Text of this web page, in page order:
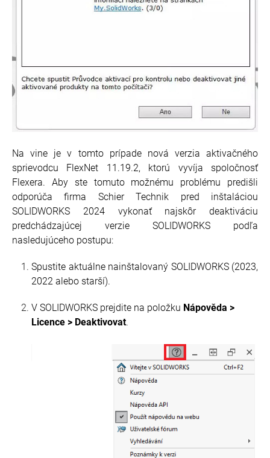
Na vine je v tomto prípade nová verzia aktivačného
sprievodcu FlexNet 11.19.2, ktorú vyvíja spoločnosť
Flexera. Aby ste tomuto možnému problému predišli
odporúča firma Schier Technik pred inštaláciou
SOLIDWORKS 2024 vykonať najskôr deaktiváciu
predchádzajúcej verzie SOLIDWORKS podľa
nasledujúceho postupu:
Spustite aktuálne nainštalovaný SOLIDWORKS (2023,
2022 alebo starší).
V SOLIDWORKS prejdite na položku Nápověda >
Licence > Deaktivovat.